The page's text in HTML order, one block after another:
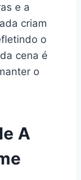
e a
criam
o
cena é
o
A